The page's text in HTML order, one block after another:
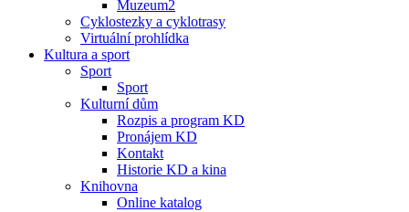
Muzeum2
Cyklostezky a cyklotrasy
Virtuální prohlídka
Kultura a sport
Sport
Sport
Kulturní dům
Rozpis a program KD
Pronájem KD
Kontakt
Historie KD a kina
Knihovna
Online katalog